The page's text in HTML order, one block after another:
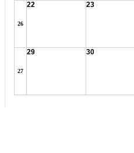
26
22 23
27
29 30